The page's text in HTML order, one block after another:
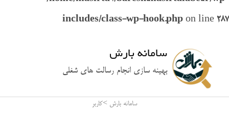
includes/class-wp-hook.php on line 287
سامانه بارش
بهینه سازی انجام رسالت های شغلی
سامانه بارش >کاربر